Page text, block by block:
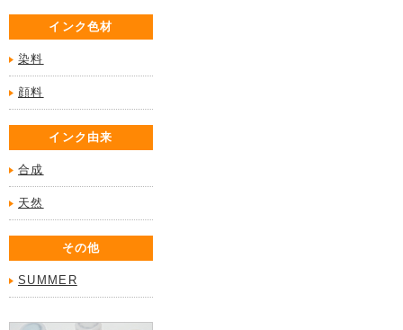
インク色材
染料
顔料
インク由来
合成
天然
その他
SUMMER